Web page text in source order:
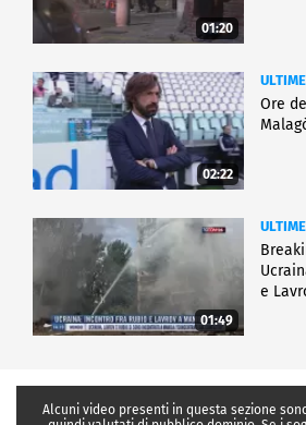
01:20
02:22
Ore
01:49
e
Alcuni video presenti in questa sezione